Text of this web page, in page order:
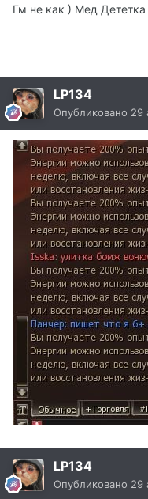
Гм не как ) Мед Дететка
LP134
Опубликовано 29
LP134
Опубликовано 29